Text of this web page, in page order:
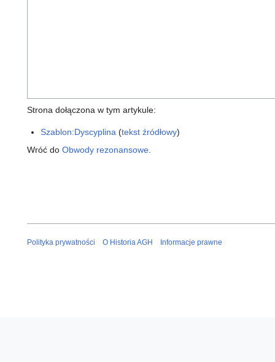
Strona dołączona w tym artykule:
Szablon:Dyscyplina (tekst źródłowy)
Wróć do Obwody rezonansowe
Polityka prywatności O Historia AGH Informacje prawne